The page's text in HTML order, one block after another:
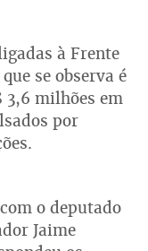
à Frente
se observa é
3,6 milhões em
por
o deputado
Jaime